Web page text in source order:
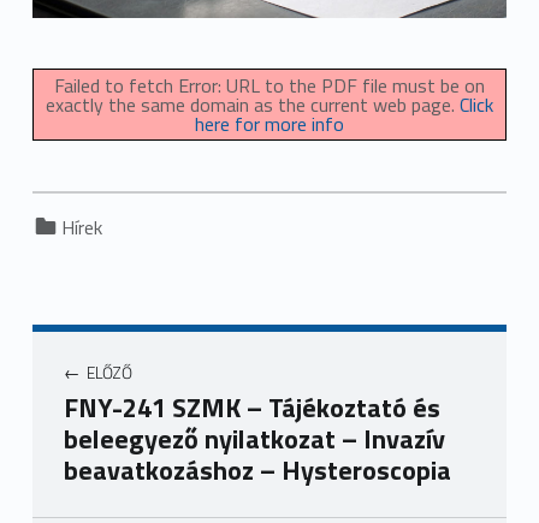
Failed to fetch Error: URL to the PDF file must be on
exactly the same domain as the current web page. Click
here for more info
Categorized in:
Hírek
ELŐZŐ
FNY-241 SZMK – Tájékoztató és
beleegyező nyilatkozat – Invazív
beavatkozáshoz – Hysteroscopia